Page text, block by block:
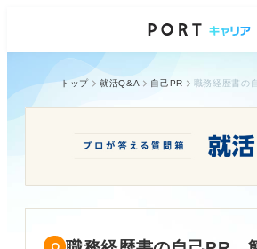
トップ 就活Q&A 自己PR